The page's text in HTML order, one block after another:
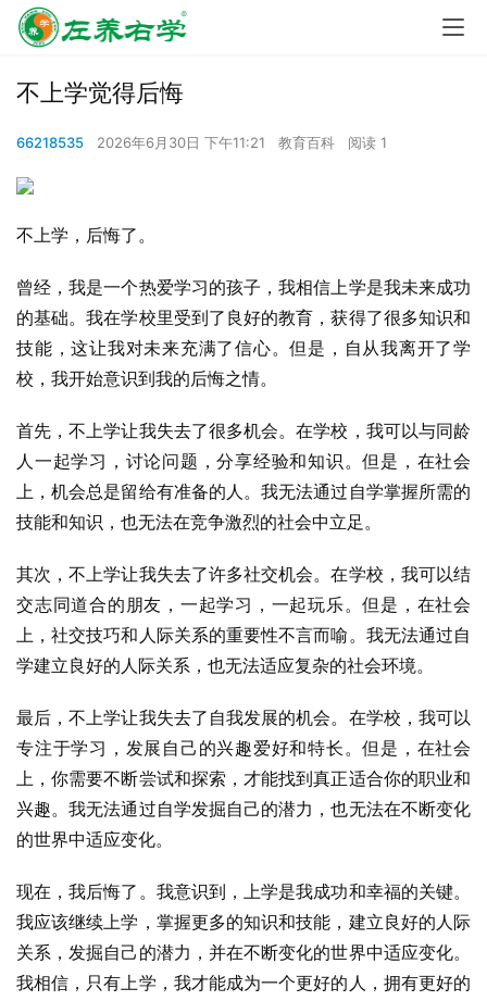
不上学觉得后悔
66218535 2026年6月30日 下午11:21 教育百科 阅读 1
不上学，后悔了。
曾经，我是一个热爱学习的孩子，我相信上学是我未来成功
的基础。我在学校里受到了良好的教育，获得了很多知识和
技能，这让我对未来充满了信心。但是，自从我离开了学
校，我开始意识到我的后悔之情。
首先，不上学让我失去了很多机会。在学校，我可以与同龄
人一起学习，讨论问题，分享经验和知识。但是，在社会
上，机会总是留给有准备的人。我无法通过自学掌握所需的
技能和知识，也无法在竞争激烈的社会中立足。
其次，不上学让我失去了许多社交机会。在学校，我可以结
交志同道合的朋友，一起学习，一起玩乐。但是，在社会
上，社交技巧和人际关系的重要性不言而喻。我无法通过自
学建立良好的人际关系，也无法适应复杂的社会环境。
最后，不上学让我失去了自我发展的机会。在学校，我可以
专注于学习，发展自己的兴趣爱好和特长。但是，在社会
上，你需要不断尝试和探索，才能找到真正适合你的职业和
兴趣。我无法通过自学发掘自己的潜力，也无法在不断变化
的世界中适应变化。
现在，我后悔了。我意识到，上学是我成功和幸福的关键。
我应该继续上学，掌握更多的知识和技能，建立良好的人际
关系，发掘自己的潜力，并在不断变化的世界中适应变化。
我相信，只有上学，我才能成为一个更好的人，拥有更好的